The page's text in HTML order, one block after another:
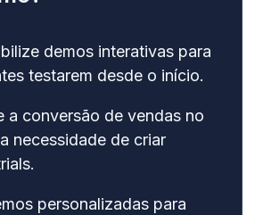
demos interativas para
testarem desde o início.
a conversão de vendas no
necessidade de criar
personalizadas para